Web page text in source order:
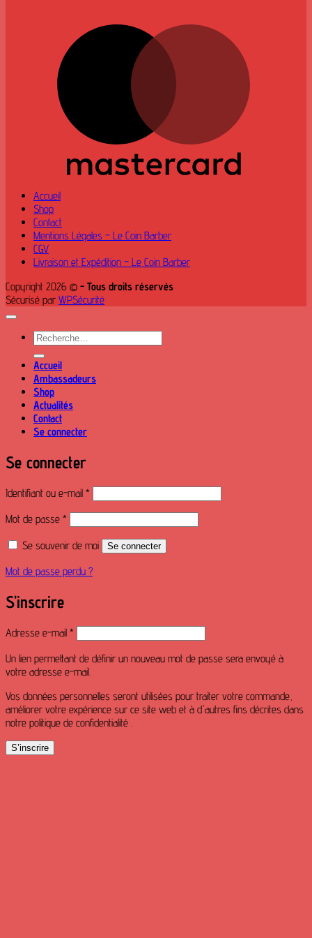
Accueil
Shop
Contact
Mentions Légales – Le Coin Barber
CGV
Livraison et Expédition – Le Coin Barber
Copyright 2026 © - Tous droits réservés
Sécurisé par WPSécurité
Recherche
pour :
Accueil
Ambassadeurs
Shop
Actualités
Contact
Se connecter
Se connecter
Identifiant ou e-mail *
Mot de passe *
Se souvenir de moi Se connecter
Mot de passe perdu ?
S’inscrire
Adresse e-mail *
Un lien permettant de définir un nouveau mot de passe sera envoyé à
votre adresse e-mail.
Vos données personnelles seront utilisées pour traiter votre commande,
améliorer votre expérience sur ce site web et à d'autres fins décrites dans
notre politique de confidentialité .
S’inscrire